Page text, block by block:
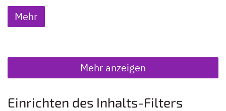
Mehr
Mehr anzeigen
Einrichten des Inhalts-Filters